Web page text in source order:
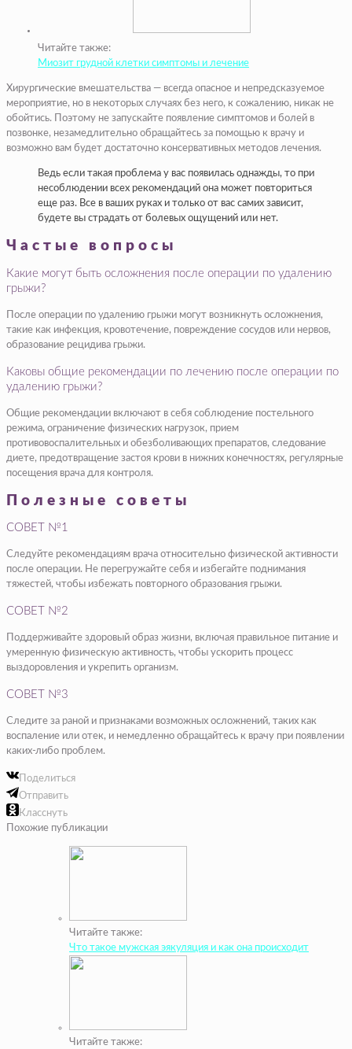
Читайте также:
Миозит грудной клетки симптомы и лечение
Хирургические вмешательства — всегда опасное и непредсказуемое
мероприятие, но в некоторых случаях без него, к сожалению, никак не
обойтись. Поэтому не запускайте появление симптомов и болей в
позвонке, незамедлительно обращайтесь за помощью к врачу и
возможно вам будет достаточно консервативных методов лечения.
Ведь если такая проблема у вас появилась однажды, то при
несоблюдении всех рекомендаций она может повториться
еще раз. Все в ваших руках и только от вас самих зависит,
будете вы страдать от болевых ощущений или нет.
Частые вопросы
Какие могут быть осложнения после операции по удалению
грыжи?
После операции по удалению грыжи могут возникнуть осложнения,
такие как инфекция, кровотечение, повреждение сосудов или нервов,
образование рецидива грыжи.
Каковы общие рекомендации по лечению после операции по
удалению грыжи?
Общие рекомендации включают в себя соблюдение постельного
режима, ограничение физических нагрузок, прием
противовоспалительных и обезболивающих препаратов, следование
диете, предотвращение застоя крови в нижних конечностях, регулярные
посещения врача для контроля.
Полезные советы
СОВЕТ №1
Следуйте рекомендациям врача относительно физической активности
после операции. Не перегружайте себя и избегайте поднимания
тяжестей, чтобы избежать повторного образования грыжи.
СОВЕТ №2
Поддерживайте здоровый образ жизни, включая правильное питание и
умеренную физическую активность, чтобы ускорить процесс
выздоровления и укрепить организм.
СОВЕТ №3
Следите за раной и признаками возможных осложнений, таких как
воспаление или отек, и немедленно обращайтесь к врачу при появлении
каких-либо проблем.
Поделиться
Отправить
Класснуть
Похожие публикации
Читайте также:
Что такое мужская эякуляция и как она происходит
Читайте также: